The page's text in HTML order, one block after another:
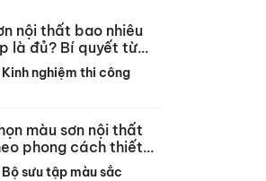
nội thất bao nhiêu
là đủ? Bí quyết từ
lâu năm
Kinh nghiệm thi công
màu sơn nội thất
phong cách thiết
hot năm 2026
Bộ sưu tập màu sắc